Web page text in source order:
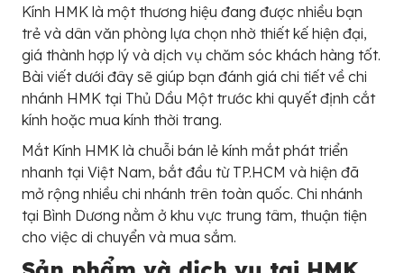
Kính HMK là một thương hiệu đang được nhiều bạn
trẻ và dân văn phòng lựa chọn nhờ thiết kế hiện đại,
giá thành hợp lý và dịch vụ chăm sóc khách hàng tốt.
Bài viết dưới đây sẽ giúp bạn đánh giá chi tiết về chi
nhánh HMK tại Thủ Dầu Một trước khi quyết định cắt
kính hoặc mua kính thời trang.
Mắt Kính HMK là chuỗi bán lẻ kính mắt phát triển
nhanh tại Việt Nam, bắt đầu từ TP.HCM và hiện đã
mở rộng nhiều chi nhánh trên toàn quốc. Chi nhánh
tại Bình Dương nằm ở khu vực trung tâm, thuận tiện
cho việc di chuyển và mua sắm.